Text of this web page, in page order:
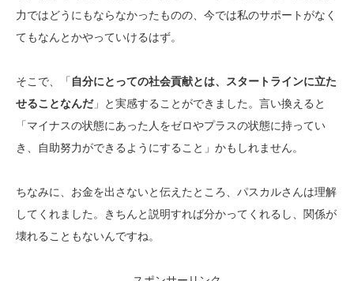
力ではどうにもならなかったものの、今では私のサポートがなく
てもなんとかやっていけるはず。
そこで、「自分にとっての社会貢献とは、スタートラインに立た
せることなんだ」と実感することができました。言い換えると
「マイナスの状態にあった人をゼロやプラスの状態に持ってい
き、自助努力ができるようにすること」かもしれません。
ちなみに、お金を出さないと伝えたところ、パスカルさんは理解
してくれました。きちんと説明すれば分かってくれるし、関係が
壊れることもないんですね。